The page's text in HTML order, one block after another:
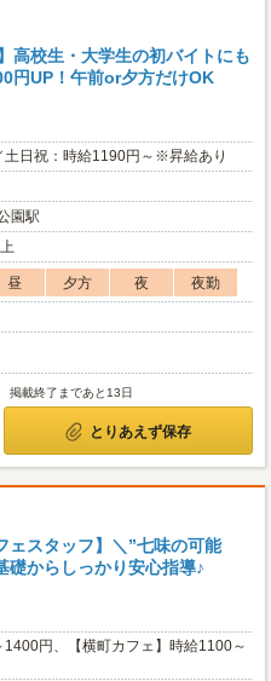
高校生・大学生の初バイトにも
円UP！午前or夕方だけOK
日祝：時給1190円～※昇給あり
園駅
昼 夕方 夜
夜勤
掲載終了まであと13日
とりあえず保存
ェスタッフ】＼”七味の可能
礎からしっかり安心指導♪
1400円、【横町カフェ】時給1100～